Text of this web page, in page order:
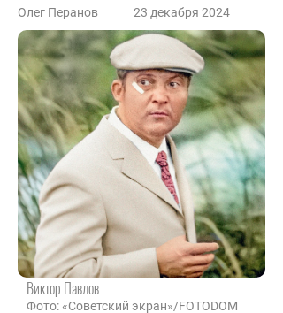
Олег Перанов 23 декабря 2024
Виктор Павлов
Фото: «Советский экран»/FOTODOM